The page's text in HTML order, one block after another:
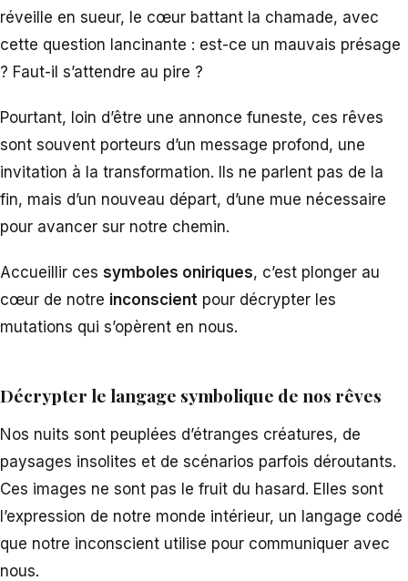
réveille en sueur, le cœur battant la chamade, avec
cette question lancinante : est-ce un mauvais présage
? Faut-il s’attendre au pire ?
Pourtant, loin d’être une annonce funeste, ces rêves
sont souvent porteurs d’un message profond, une
invitation à la transformation. Ils ne parlent pas de la
fin, mais d’un nouveau départ, d’une mue nécessaire
pour avancer sur notre chemin.
Accueillir ces symboles oniriques, c’est plonger au
cœur de notre inconscient pour décrypter les
mutations qui s’opèrent en nous.
Décrypter le langage symbolique de nos rêves
Nos nuits sont peuplées d’étranges créatures, de
paysages insolites et de scénarios parfois déroutants.
Ces images ne sont pas le fruit du hasard. Elles sont
l’expression de notre monde intérieur, un langage codé
que notre inconscient utilise pour communiquer avec
nous.